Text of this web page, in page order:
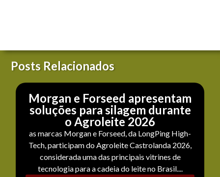
Posts Relacionados
Morgan e Forseed apresentam
soluções para silagem durante
o Agroleite 2026
as marcas Morgan e Forseed, da LongPing High-
Tech, participam do Agroleite Castrolanda 2026,
considerada uma das principais vitrines de
tecnologia para a cadeia do leite no Brasil....